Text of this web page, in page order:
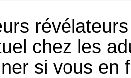
révélateurs
chez les
si vous en